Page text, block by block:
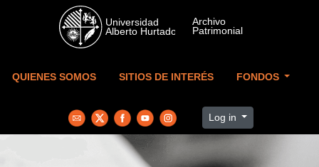
Skip to main content
QUIENES SOMOS SITIOS DE INTERÉS FONDOS
Log in